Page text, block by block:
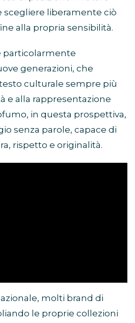
liberamente ciò
alla propria sensibilità.
particolarmente
generazioni, che
culturale sempre più
e alla rappresentazione
in questa prospettiva,
senza parole, capace di
rispetto e originalità.
molti brand di
le proprie collezioni